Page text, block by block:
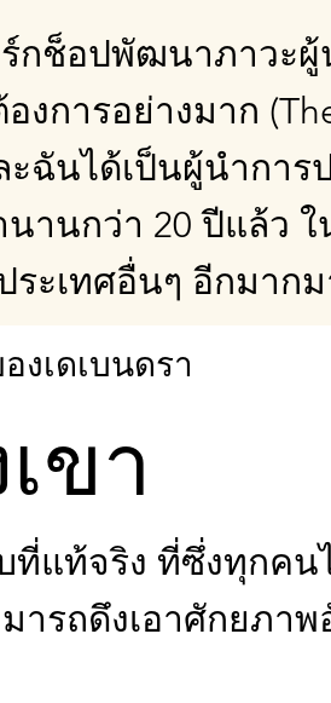
กช็อปพัฒนาภาวะ
งการอย่างมาก
ะฉันได้เป็นผู้นำการ
านกว่า 20 ปีแล้ว ใ
ระเทศอื่นๆ อีกมาก
เดเบนดรา
ขา
แท้จริง ที่ซึ่งทุกคน
ารถดึงเอาศักยภา